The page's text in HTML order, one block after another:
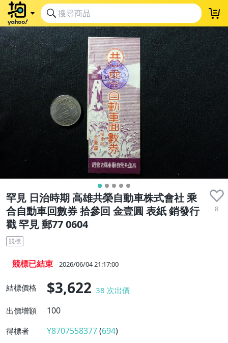
罕見 日治時期 高雄共榮自動車株式會社 乘
合自動車回數券 拾參回 金壹圓 表紙 銷發行
戳 罕見 郵77 0604
8
競標
競標已結束 2026/06/04 21:17:00
結標價格 $3,622 38 次出價
出價增額
100
得標者 Y8707558377(694)